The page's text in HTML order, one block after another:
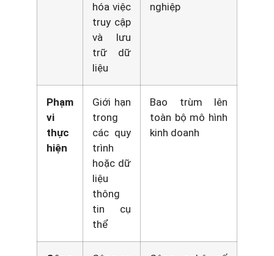
hóa việc
truy cập
và lưu
trữ dữ
liệu
nghiệp
Phạm
vi
thực
hiện
Giới hạn
trong
các quy
trình
hoặc dữ
liệu
thông
tin cụ
thể
Bao trùm lên
toàn bộ mô hình
kinh doanh